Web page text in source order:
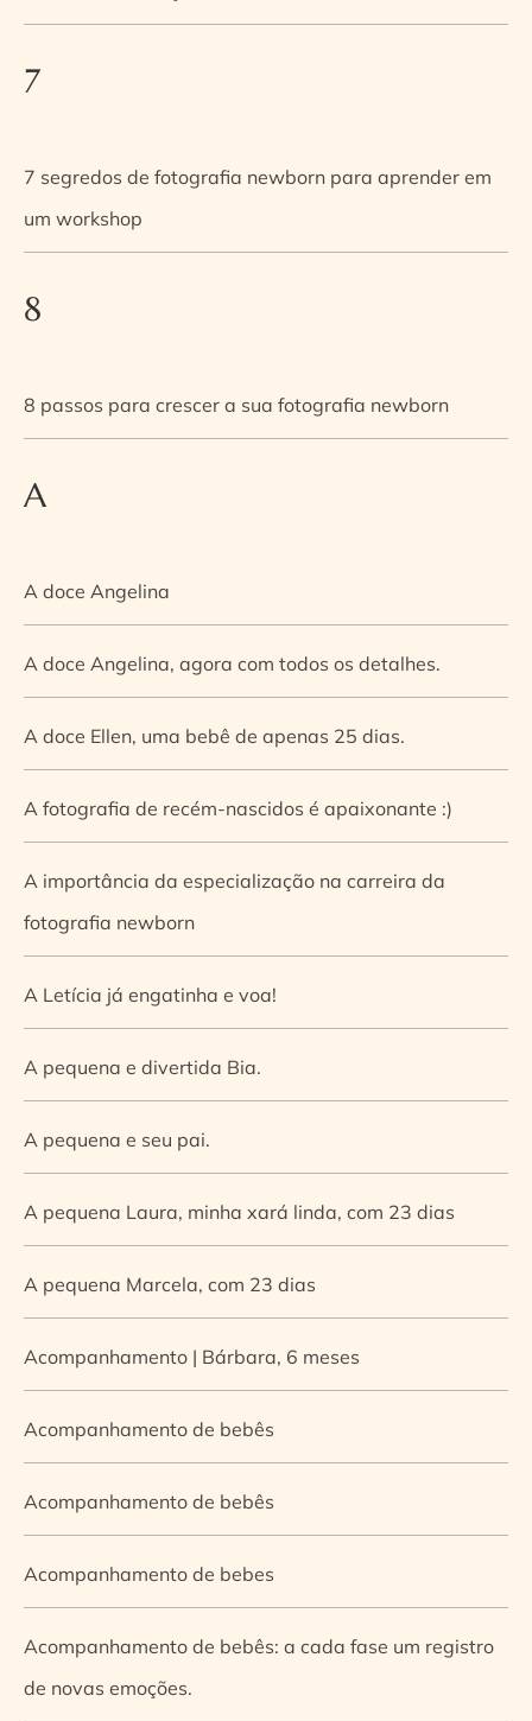
7
7 segredos de fotografia newborn para aprender em
um workshop
8
8 passos para crescer a sua fotografia newborn
A
A doce Angelina
A doce Angelina, agora com todos os detalhes.
A doce Ellen, uma bebê de apenas 25 dias.
A fotografia de recém-nascidos é apaixonante :)
A importância da especialização na carreira da
fotografia newborn
A Letícia já engatinha e voa!
A pequena e divertida Bia.
A pequena e seu pai.
A pequena Laura, minha xará linda, com 23 dias
A pequena Marcela, com 23 dias
Acompanhamento | Bárbara, 6 meses
Acompanhamento de bebês
Acompanhamento de bebês
Acompanhamento de bebes
Acompanhamento de bebês: a cada fase um registro
de novas emoções.